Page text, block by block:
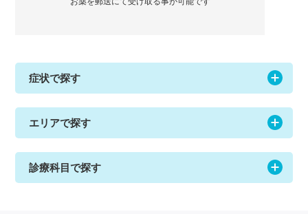
症状で探す
エリアで探す
診療科目で探す